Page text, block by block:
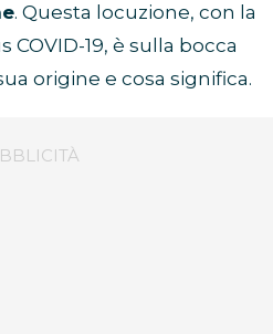
. Questa locuzione, con la
COVID-19, è sulla bocca
origine e cosa significa.